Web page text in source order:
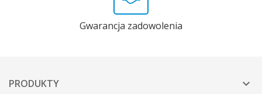
Gwarancja zadowolenia
PRODUKTY 